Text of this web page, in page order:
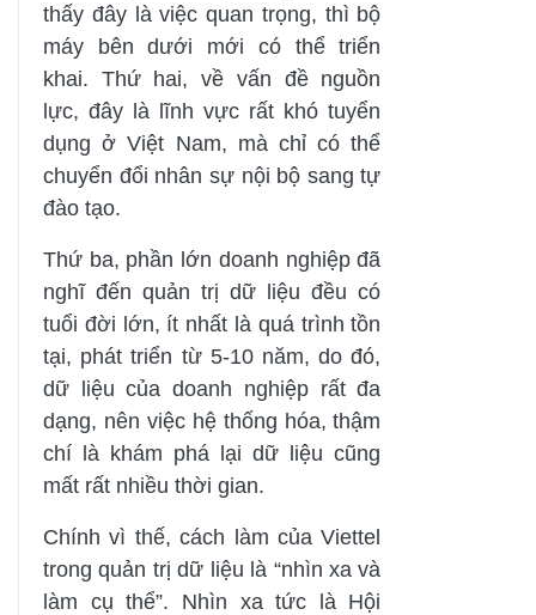
thấy đây là việc quan trọng, thì bộ
máy bên dưới mới có thể triển
khai. Thứ hai, về vấn đề nguồn
lực, đây là lĩnh vực rất khó tuyển
dụng ở Việt Nam, mà chỉ có thể
chuyển đổi nhân sự nội bộ sang tự
đào tạo.
Thứ ba, phần lớn doanh nghiệp đã
nghĩ đến quản trị dữ liệu đều có
tuổi đời lớn, ít nhất là quá trình tồn
tại, phát triển từ 5-10 năm, do đó,
dữ liệu của doanh nghiệp rất đa
dạng, nên việc hệ thống hóa, thậm
chí là khám phá lại dữ liệu cũng
mất rất nhiều thời gian.
Chính vì thế, cách làm của Viettel
trong quản trị dữ liệu là “nhìn xa và
làm cụ thể”. Nhìn xa tức là Hội